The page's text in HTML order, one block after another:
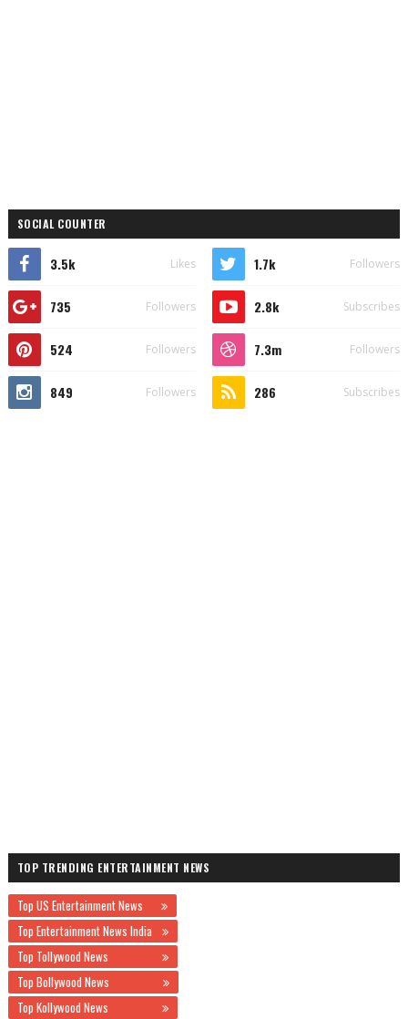
SOCIAL COUNTER
3.5k Likes 1.7k Followers
735 Followers 2.8k Subscribes
524 Followers 7.3m Followers
849 Followers 286 Subscribes
TOP TRENDING ENTERTAINMENT NEWS
Top US Entertainment News
Top Entertainment News India
Top Tollywood News
Top Bollywood News
Top Kollywood News